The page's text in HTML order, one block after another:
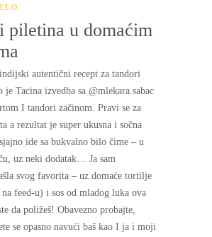
piletina u domaćim
autentični recept za tandori
Tacina izvedba sa @mlekara.sabac
I tandori začinom. Pravi se za
a rezultat je super ukusna i sočna
ide sa bukvalno bilo čime – u
uz neki dodatak… Ja sam
svog favorita – uz domaće tortilje
feed-u) i sos od mladog luka ova
da poližeš! Obavezno probajte,
se opasno navući baš kao I ja i moji